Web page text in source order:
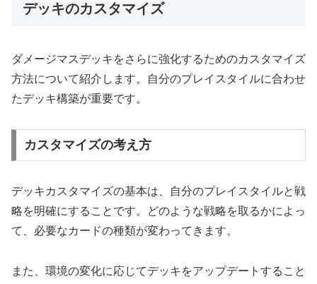
デッキのカスタマイズ
ダメージマスデッキをさらに強化するためのカスタマイズ
方法について紹介します。自分のプレイスタイルに合わせ
たデッキ構築が重要です。
カスタマイズの考え方
デッキカスタマイズの基本は、自分のプレイスタイルと戦
略を明確にすることです。どのような戦略を取るかによっ
て、必要なカードの種類が変わってきます。
また、環境の変化に応じてデッキをアップデートすること